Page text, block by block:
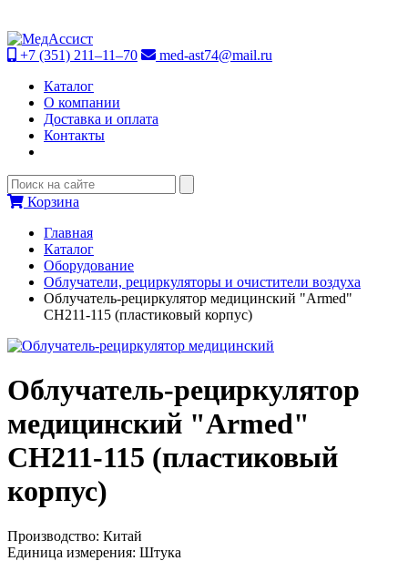
+7 (351) 211–11–70
med-ast74@mail.ru
Каталог
О компании
Доставка и оплата
Контакты
Корзина
Главная
Каталог
Оборудование
Облучатели, рециркуляторы и очистители воздуха
Облучатель-рециркулятор медицинский "Armed"
СН211-115 (пластиковый корпус)
Облучатель-рециркулятор
медицинский "Armed"
СН211-115 (пластиковый
корпус)
Производство: Китай
Единица измерения: Штука